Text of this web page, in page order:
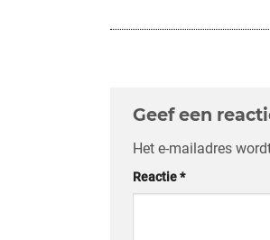
Geef een
Het e-mailadres
Reactie*